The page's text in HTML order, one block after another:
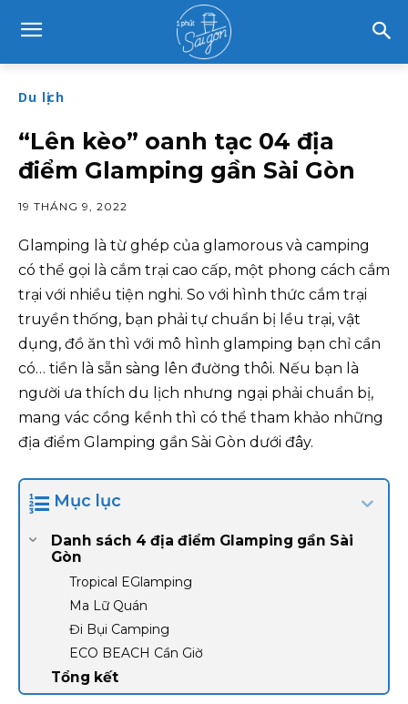
Du lịch
“Lên kèo” oanh tạc 04 địa
điểm Glamping gần Sài Gòn
19 THÁNG 9, 2022
Glamping là từ ghép của glamorous và camping
có thể gọi là cắm trại cao cấp, một phong cách cắm
trại với nhiều tiện nghi. So với hình thức cắm trại
truyền thống, bạn phải tự chuẩn bị lều trại, vật
dụng, đồ ăn thì với mô hình glamping bạn chỉ cần
có… tiền là sẵn sàng lên đường thôi. Nếu bạn là
người ưa thích du lịch nhưng ngại phải chuẩn bị,
mang vác cồng kềnh thì có thể tham khảo những
địa điểm Glamping gần Sài Gòn dưới đây.
Mục lục
Danh sách 4 địa điểm Glamping gần Sài
Gòn
Tropical EGlamping
Ma Lữ Quán
Đi Bụi Camping
ECO BEACH Cần Giờ
Tổng kết